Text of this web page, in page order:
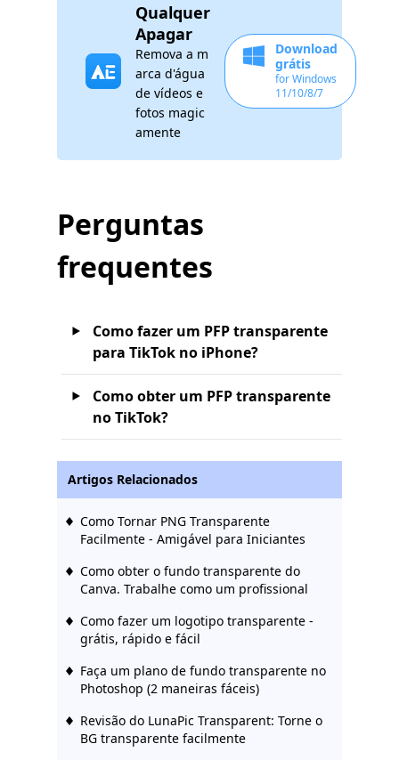
Qualquer
Apagar
Remova a m
arca d'água
de vídeos e
fotos magic
amente
Download
grátis
for Windows
11/10/8/7
Perguntas
frequentes
Como fazer um PFP transparente
para TikTok no iPhone?
Como obter um PFP transparente
no TikTok?
Artigos Relacionados
Como Tornar PNG Transparente
Facilmente - Amigável para Iniciantes
Como obter o fundo transparente do
Canva. Trabalhe como um profissional
Como fazer um logotipo transparente -
grátis, rápido e fácil
Faça um plano de fundo transparente no
Photoshop (2 maneiras fáceis)
Revisão do LunaPic Transparent: Torne o
BG transparente facilmente